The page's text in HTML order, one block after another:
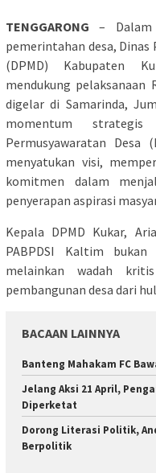
TENGGARONG – Dalam
pemerintahan desa, Dinas
(DPMD) Kabupaten
mendukung pelaksanaan
digelar di Samarinda,
momentum
Permusyawaratan Desa
menyatukan visi,
komitmen dalam
penyerapan aspirasi
Kepala DPMD Kukar,
PABPDSI Kaltim
melainkan wadah
pembangunan desa dari
BACAAN LAINNYA
Banteng Mahakam FC
Jelang Aksi 21 April,
Diperketat
Dorong Literasi Politik,
Berpolitik